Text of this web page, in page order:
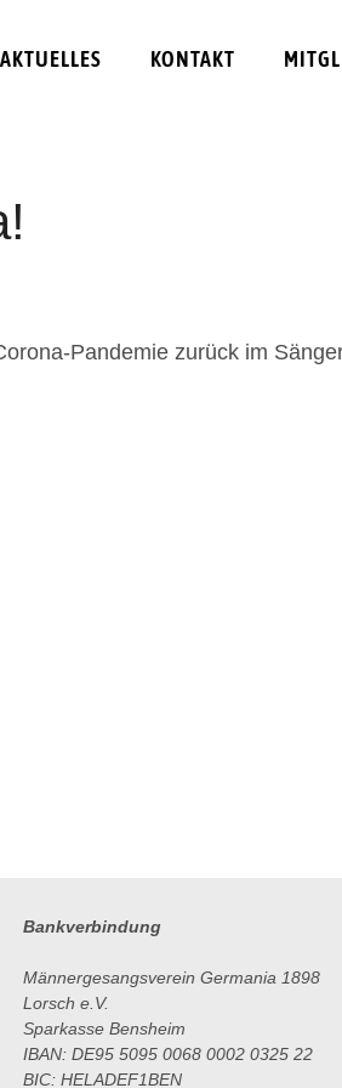
AKTUELLES KONTAKT
Pandemie zurück im
Bankverbindung
Männergesangsverein Germania 1898
Lorsch e.V.
Sparkasse Bensheim
IBAN: DE95 5095 0068 0002 0325 22
BIC: HELADEF1BEN